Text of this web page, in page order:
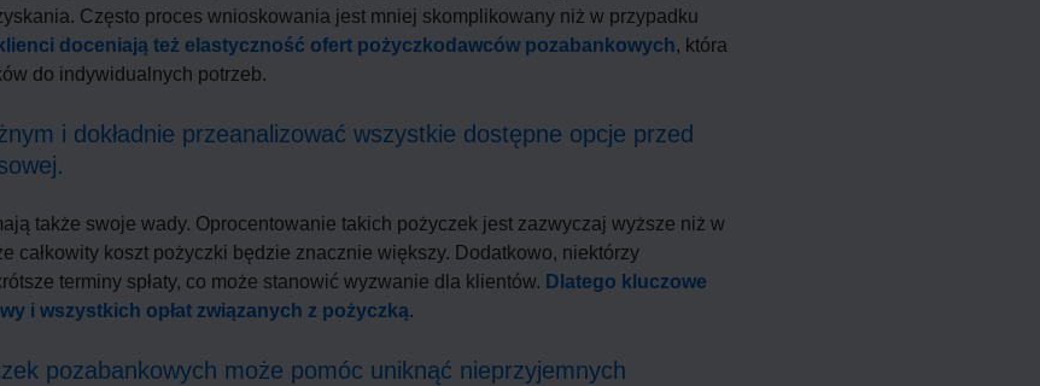
Często proces wnioskowania jest mniej skomplikowany niż w przypadku
doceniają też elastyczność ofert pożyczkodawców pozabankowych, która
do indywidualnych potrzeb.
i dokładnie przeanalizować wszystkie dostępne opcje przed
także swoje wady. Oprocentowanie takich pożyczek jest zazwyczaj wyższe niż w
całkowity koszt pożyczki będzie znacznie większy. Dodatkowo, niektórzy
terminy spłaty, co może stanowić wyzwanie dla klientów. Dlatego kluczowe
i wszystkich opłat związanych z pożyczką.
pozabankowych może pomóc uniknąć nieprzyjemnych